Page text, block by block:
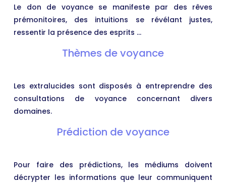
Le don de voyance se manifeste par des rêves
prémonitoires, des intuitions se révélant justes,
ressentir la présence des esprits …
Thèmes de voyance
Les extralucides sont disposés à entreprendre des
consultations de voyance concernant divers
domaines.
Prédiction de voyance
Pour faire des prédictions, les médiums doivent
décrypter les informations que leur communiquent